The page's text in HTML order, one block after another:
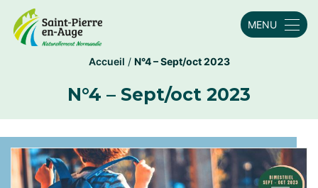
MENU
Accueil / N°4 – Sept/oct 2023
N°4 – Sept/oct 2023